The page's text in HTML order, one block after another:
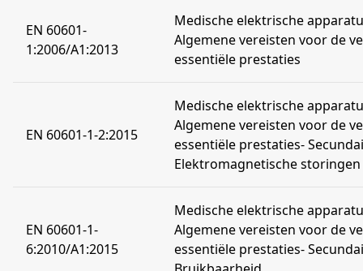
EN 60601-
1:2006/A1:2013
Medische elektrische
Algemene vereisten voor de
essentiële prestaties
EN 60601-1-2:2015
Medische elektrische
Algemene vereisten voor de
essentiële prestaties-
Elektromagnetische
EN 60601-1-
6:2010/A1:2015
Medische elektrische
Algemene vereisten voor de
essentiële prestaties-